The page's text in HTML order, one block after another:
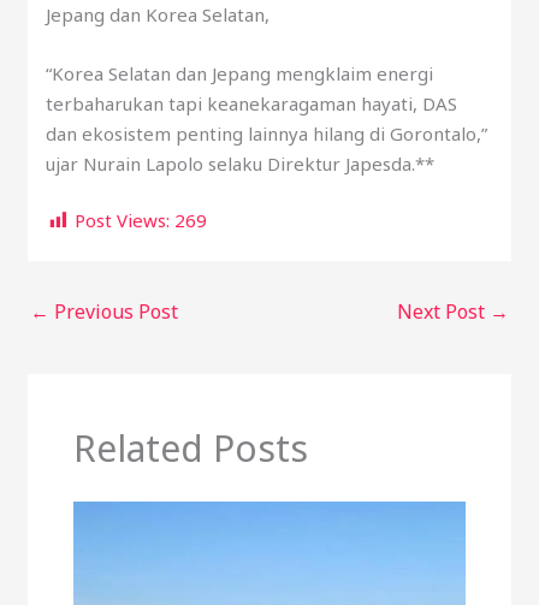
Jepang dan Korea Selatan,
“Korea Selatan dan Jepang mengklaim energi
terbaharukan tapi keanekaragaman hayati, DAS
dan ekosistem penting lainnya hilang di Gorontalo,”
ujar Nurain Lapolo selaku Direktur Japesda.**
Post Views: 269
← Previous Post Next Post →
Related Posts